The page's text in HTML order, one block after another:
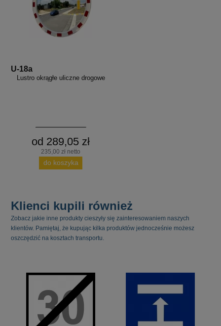
U-18a
Lustro okrągłe uliczne drogowe
od 289,05 zł
235,00 zł netto
do koszyka
Klienci kupili również
Zobacz jakie inne produkty cieszyły się zainteresowaniem naszych
klientów. Pamiętaj, że kupując kilka produktów jednocześnie możesz
oszczędzić na kosztach transportu.